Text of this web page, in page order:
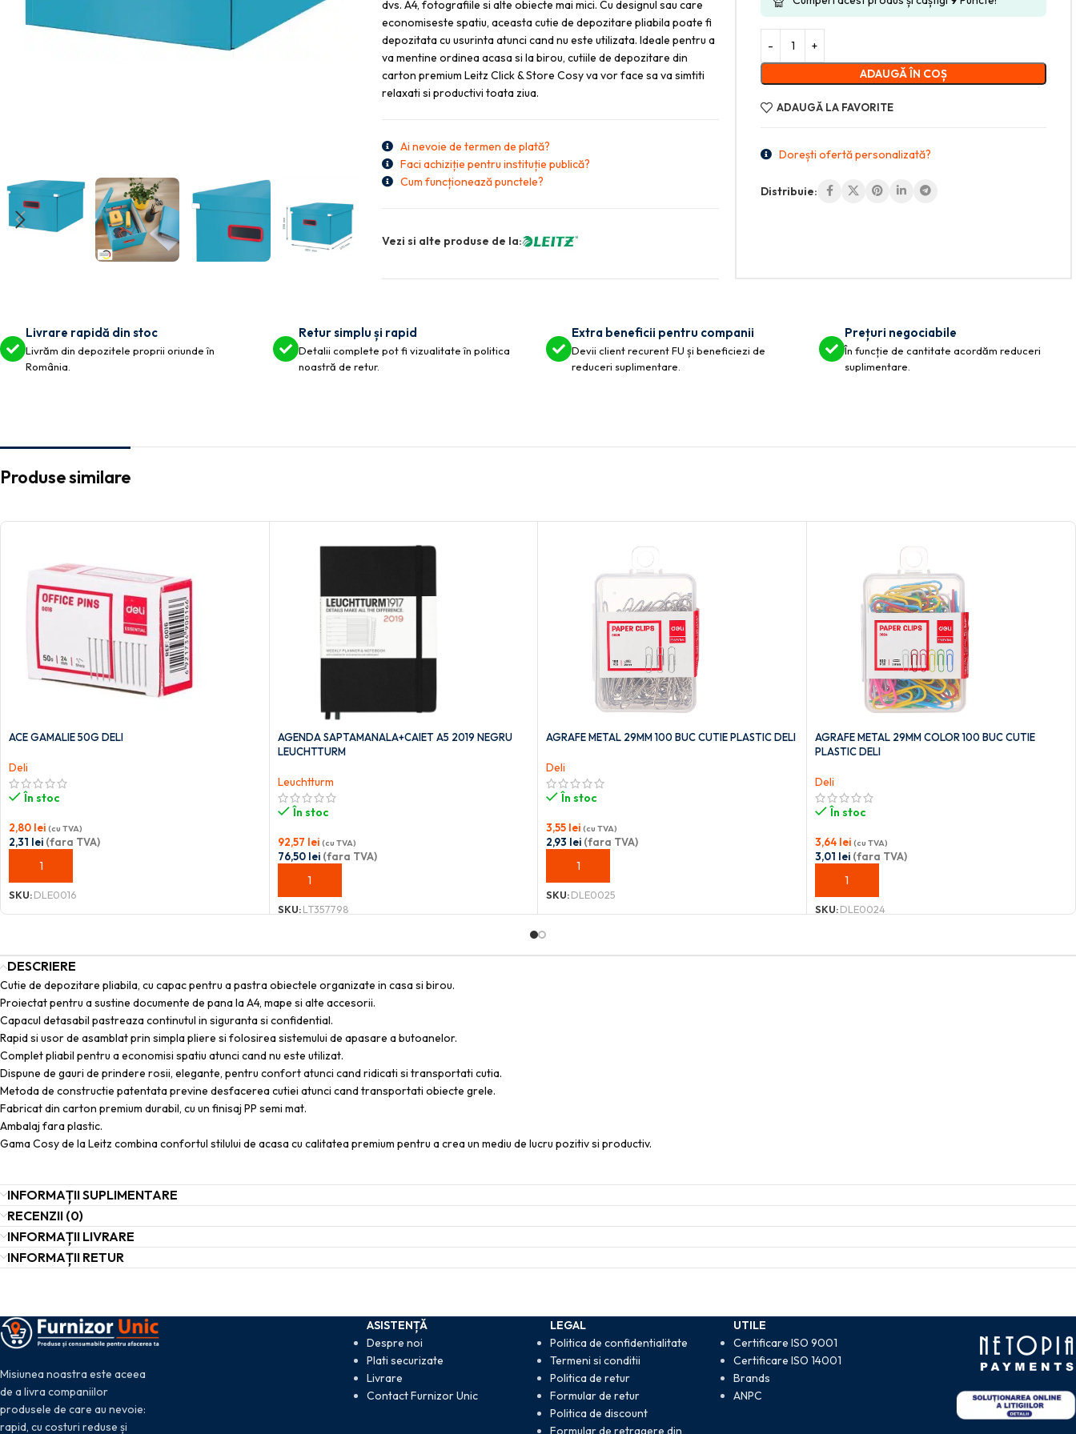
dvs. A4, fotografiile si alte obiecte mai mici. Cu designul sau care
economiseste spatiu, aceasta cutie de depozitare pliabila poate fi
depozitata cu usurinta atunci cand nu este utilizata. Ideale pentru a
va mentine ordinea acasa si la birou, cutiile de depozitare din
carton premium Leitz Click & Store Cosy va vor face sa va simtiti
relaxati si productivi toata ziua.
Ai nevoie de termen de plată?
Faci achiziție pentru instituție publică?
Cum funcționează punctele?
Vezi si alte produse de la:
ADAUGĂ ÎN COȘ
ADAUGĂ LA FAVORITE
Dorești ofertă personalizată?
Distribuie:
Livrare rapidă din stoc
Livrăm din depozitele proprii oriunde în
România.
Retur simplu și rapid
Detalii complete pot fi vizualitate în politica
noastră de retur.
Extra beneficii pentru companii
Devii client recurent FU și beneficiezi de
reduceri suplimentare.
Prețuri negociabile
În funcție de cantitate acordăm reduceri
suplimentare.
Produse similare
ACE GAMALIE 50G DELI
Deli
În stoc
2,80 lei (cu TVA)
2,31 lei (fara TVA)
ADAUGĂ ÎN COȘ
SKU:DLE0016
AGENDA SAPTAMANALA+CAIET A5 2019 NEGRU
LEUCHTTURM
Leuchtturm
În stoc
92,57 lei (cu TVA)
76,50 lei(fara TVA)
ADAUGĂ ÎN COȘ
SKU:LT357798
AGRAFE METAL 29MM 100 BUC CUTIE PLASTIC DELI
Deli
În stoc
3,55 lei (cu TVA)
2,93 lei (fara TVA)
ADAUGĂ ÎN COȘ
SKU:DLE0025
AGRAFE METAL 29MM COLOR 100 BUC CUTIE
PLASTIC DELI
Deli
În stoc
3,64 lei (cu TVA)
3,01 lei(fara TVA)
ADAUGĂ ÎN COȘ
SKU:DLE0024
DESCRIERE
Cutie de depozitare pliabila, cu capac pentru a pastra obiectele organizate in casa si birou.
Proiectat pentru a sustine documente de pana la A4, mape si alte accesorii.
Capacul detasabil pastreaza continutul in siguranta si confidential.
Rapid si usor de asamblat prin simpla pliere si folosirea sistemului de apasare a butoanelor.
Complet pliabil pentru a economisi spatiu atunci cand nu este utilizat.
Dispune de gauri de prindere rosii, elegante, pentru confort atunci cand ridicati si transportati cutia.
Metoda de constructie patentata previne desfacerea cutiei atunci cand transportati obiecte grele.
Fabricat din carton premium durabil, cu un finisaj PP semi mat.
Ambalaj fara plastic.
Gama Cosy de la Leitz combina confortul stilului de acasa cu calitatea premium pentru a crea un mediu de lucru pozitiv si productiv.
INFORMAȚII SUPLIMENTARE
RECENZII (0)
INFORMAȚII LIVRARE
INFORMAȚII RETUR
Misiunea noastra este aceea
de a livra companiilor
produsele de care au nevoie:
rapid, cu costuri reduse și
ASISTENȚĂ
Despre noi
Plati securizate
Livrare
Contact Furnizor Unic
LEGAL
Politica de confidentialitate
Termeni si conditii
Politica de retur
Formular de retur
Politica de discount
Formular de retragere din
UTILE
Certificare ISO 9001
Certificare ISO 14001
Brands
ANPC